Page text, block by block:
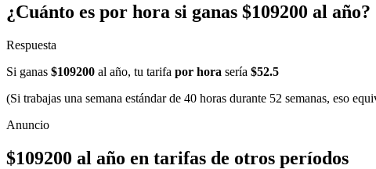
¿Cuánto es por hora si ganas $109200 al año?
Respuesta
Si ganas $109200 al año, tu tarifa por hora sería $52.5
(Si trabajas una semana estándar de 40 horas durante 52 semanas, eso
$109200 al año en tarifas de otros períodos